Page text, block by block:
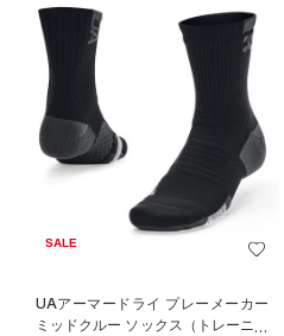
SALE
UAアーマードライ プレーメーカー
ミッドクルー ソックス（トレーニン